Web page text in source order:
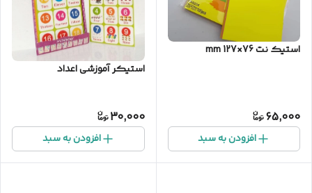
استیک نت 76×127 mm
65,000
افزودن به سبد
استیکر آموزشی اعداد
30,000
افزودن به سبد